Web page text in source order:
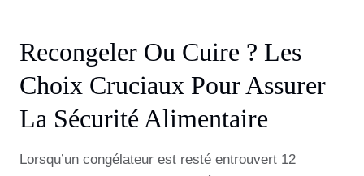
Recongeler Ou Cuire ? Les
Choix Cruciaux Pour Assurer
La Sécurité Alimentaire
Lorsqu’un congélateur est resté entrouvert 12